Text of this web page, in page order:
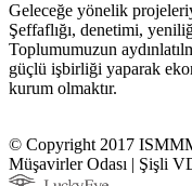
Geleceğe yönelik
Şeffaflığı, denetimi,
Toplumumuzun
güçlü işbirliği yaparak
kurum olmaktır.
© Copyright 2017
Müşavirler Odası | Şişli